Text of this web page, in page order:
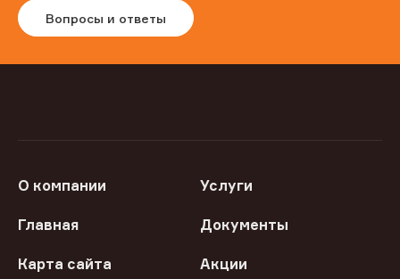
Вопросы и ответы
О компании Услуги
Главная Документы
Карта сайта Акции